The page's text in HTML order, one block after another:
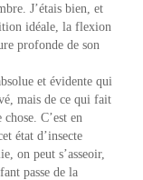
J’étais bien, et
idéale, la flexion
profonde de son
et évidente qui
mais de ce qui fait
C’est en
état d’insecte
on peut s’asseoir,
passe de la